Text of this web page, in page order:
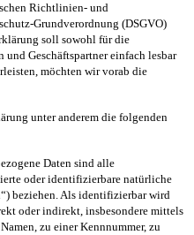
Richtlinien- und
Grundverordnung (DSGVO)
soll sowohl für die
Geschäftspartner einfach lesbar
möchten wir vorab die
unter anderem die folgenden
Daten sind alle
oder identifizierbare natürliche
beziehen. Als identifizierbar wird
oder indirekt, insbesondere mittels
zu einer Kennnummer, zu